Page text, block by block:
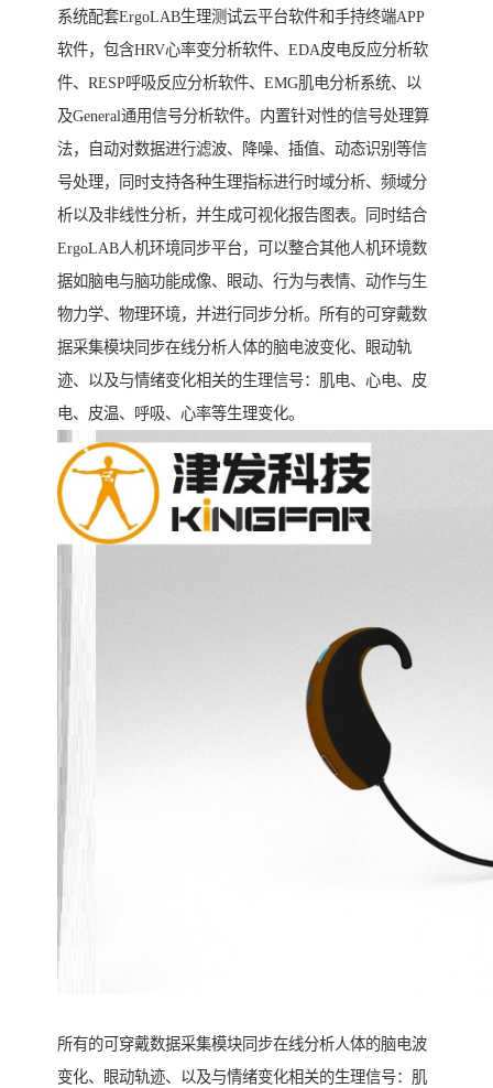
系统配套ErgoLAB生理测试云平台软件和手持终端APP
软件，包含HRV心率变分析软件、EDA皮电反应分析软
件、RESP呼吸反应分析软件、EMG肌电分析系统、以
及General通用信号分析软件。内置针对性的信号处理算
法，自动对数据进行滤波、降噪、插值、动态识别等信
号处理，同时支持各种生理指标进行时域分析、频域分
析以及非线性分析，并生成可视化报告图表。同时结合
ErgoLAB人机环境同步平台，可以整合其他人机环境数
据如脑电与脑功能成像、眼动、行为与表情、动作与生
物力学、物理环境，并进行同步分析。所有的可穿戴数
据采集模块同步在线分析人体的脑电波变化、眼动轨
迹、以及与情绪变化相关的生理信号：肌电、心电、皮
电、皮温、呼吸、心率等生理变化。
所有的可穿戴数据采集模块同步在线分析人体的脑电波
变化、眼动轨迹、以及与情绪变化相关的生理信号：肌